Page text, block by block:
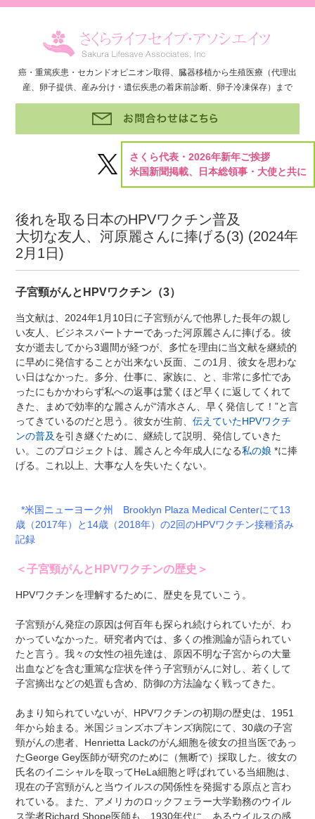
癌・重篤疾患・セカンドオピニオン取得、臓器移植から生殖医療（代理出
産、卵子提供、産み分け・遺伝疾患の着床前診断、卵子冷凍保存）まで
さくら代表・2026年新年ご挨拶
米国新聞掲載、日本総領事・大使と共に
後れを取る日本のHPVワクチン普及
大切な友人、河原麗さんに捧げる(3) (2024年
2月1日)
子宮頸がんとHPVワクチン（3）
当文献は、2024年1月10日に子宮頸がんで他界した長年の親し
い友人、ビジネスパートナーであった河原麗さんに捧げる。彼
女が逝去してから3週間が経つが、多忙を理由に当文献を継続的
に早めに発信することが出来ない反面、この1月、彼女を思わな
い日はなかった。多分、仕事に、家族に、と、非常に多忙であ
ったにもかかわらず私への返事は驚くほど早くに返してくれて
きた、まめで効率的な麗さんが“清水さん、早く発信して！”と言
ってきているのだと思う。彼女が生前、伝えていたHPVワクチ
ンの普及を引き継ぐために、継続して説明、発信していきた
い。このプロジェクトは、麗さんと今年成人になる私の娘 *に捧
げる。これ以上、大事な人を失いたくない。
*米国ニューヨーク州 Brooklyn Plaza Medical Centerにて13
歳（2017年）と14歳（2018年）の2回のHPVワクチン接種済み
記録
＜子宮頸がんとHPVワクチンの歴史＞
HPVワクチンを理解するために、歴史を見ていこう。
子宮頸がん発症の原因は何百年も探られ続けられていたが、わ
かっていなかった。研究者内では、多くの推測論が語られてい
たと言う。我々の女性の祖先達は、原因不明な子宮からの大量
出血などを含む重篤な症状を伴う子宮頸がんに対し、若くして
子宮摘出などの処置も含め、防御の方法論なく戦ってきた。
あまり知られていないが、HPVワクチンの初期の歴史は、1951
年から始まる。米国ジョンズホプキンズ病院にて、30歳の子宮
頸がんの患者、Henrietta Lackのがん細胞を彼女の担当医であっ
たGeorge Gey医師が研究のために（無断で）採取した。彼女の
氏名のイニシャルを取ってHeLa細胞と呼ばれている当細胞は、
現在の子宮頸がんと当ウイルスの関係性を発掘する原点と言わ
れている。また、アメリカのロックフェラー大学勤務のウイル
ス学者Richard Shope医師も、1930年代に、あるウイルスの感